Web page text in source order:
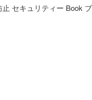
セキュリティー Book